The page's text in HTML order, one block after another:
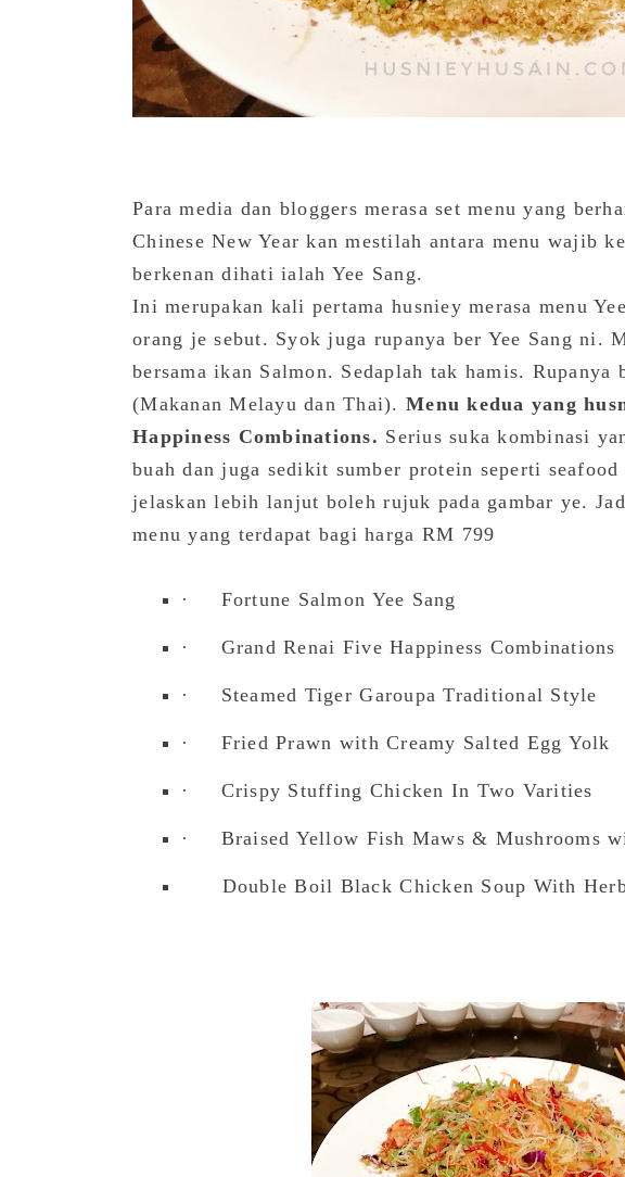
Para media dan bloggers merasa set menu yang
Chinese New Year kan mestilah antara menu wajib
berkenan dihati ialah Yee Sang.
Ini merupakan kali pertama husniey merasa menu
orang je sebut. Syok juga rupanya ber Yee Sang ni.
bersama ikan Salmon. Sedaplah tak hamis. Rupanya
(Makanan Melayu dan Thai).Menu kedua yang
Happiness Combinations. Serius suka kombinasi
buah dan juga sedikit sumber protein seperti
jelaskan lebih lanjut boleh rujuk pada gambar ye.
menu yang terdapat bagi harga RM 799
· Fortune Salmon Yee Sang
· Grand Renai Five Happiness Combinations
· Steamed Tiger Garoupa Traditional Style
· Fried Prawn with Creamy Salted Egg Yolk
· Crispy Stuffing Chicken In Two Varities
· Braised Yellow Fish Maws & Mushrooms
Double Boil Black Chicken Soup With